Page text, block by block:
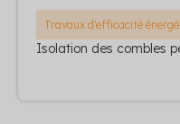
Travaux d'efficacité
Isolation des combles